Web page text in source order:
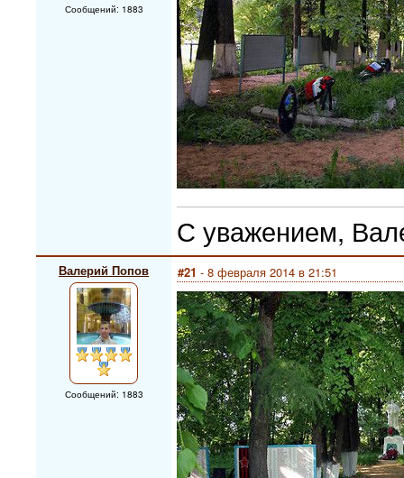
Сообщений: 1883
С уважением,
Валерий Попов
Сообщений: 1883
#21 - 8 февраля 2014 в 21:51